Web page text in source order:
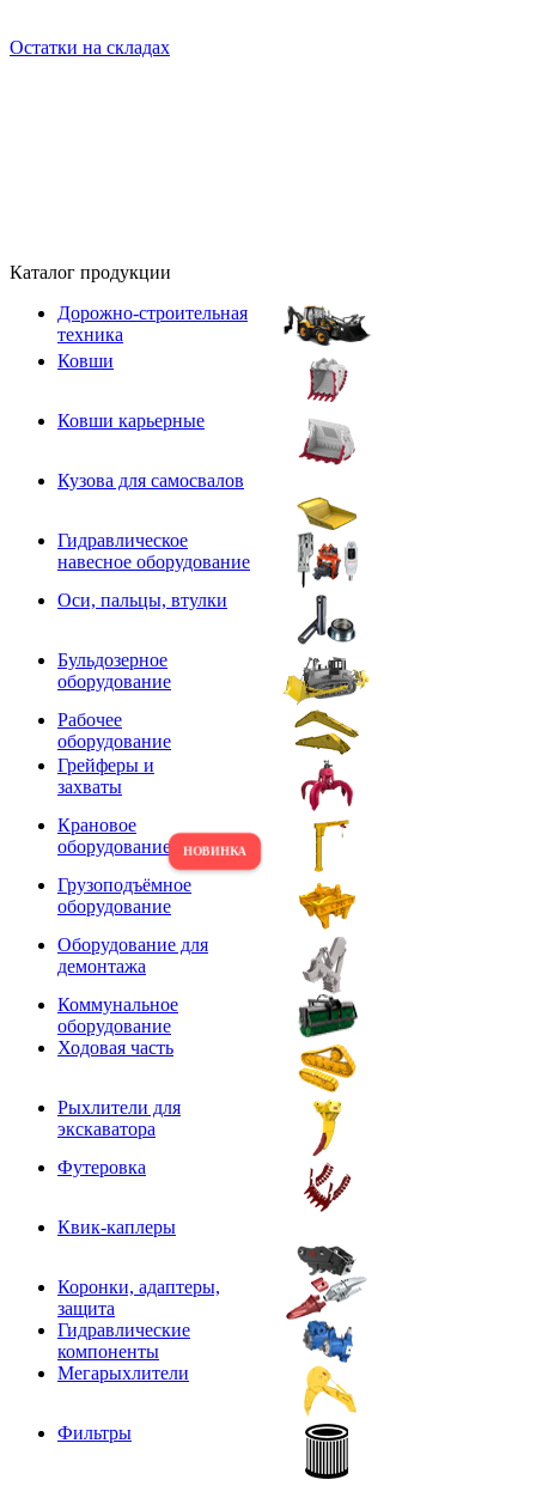
Остатки на складах
Каталог продукции
Дорожно-строительная
техника
Ковши
Ковши карьерные
Кузова для самосвалов
Гидравлическое
навесное оборудование
Оси, пальцы, втулки
Бульдозерное
оборудование
Рабочее
оборудование
Грейферы и
захваты
Крановое
оборудование
Грузоподъёмное
оборудование
Оборудование для
демонтажа
Коммунальное
оборудование
Ходовая часть
Рыхлители для
экскаватора
Футеровка
Квик-каплеры
Коронки, адаптеры,
защита
Гидравлические
компоненты
Мегарыхлители
Фильтры